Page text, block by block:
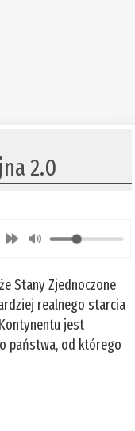
2.0
Stany Zjednoczone
realnego starcia
jest
państwa, od którego